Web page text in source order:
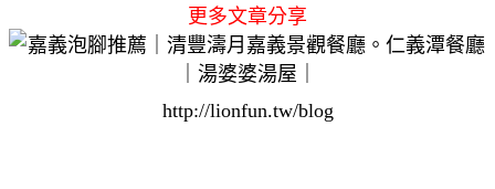
更多文章分享
http://lionfun.tw/blog